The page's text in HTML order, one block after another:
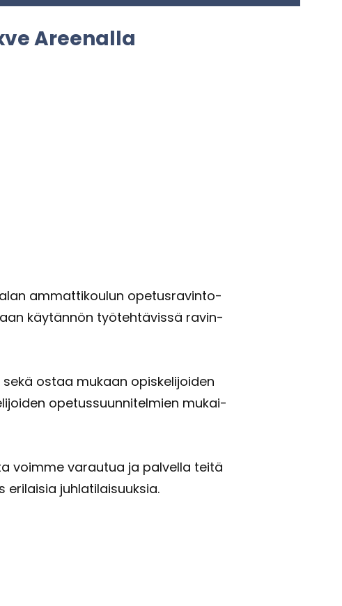
Aree­nal­la
am­mat­ti­kou­lun ope­tus­ra­vin­to­
käy­tän­nön työ­teh­tä­vis­sä ra­vin­
ostaa mu­kaan opis­ke­li­joi­den
ope­tus­suun­ni­tel­mien mu­kai­
voim­me va­rau­tua ja pal­vel­la teitä
juh­la­ti­lai­suuk­sia.